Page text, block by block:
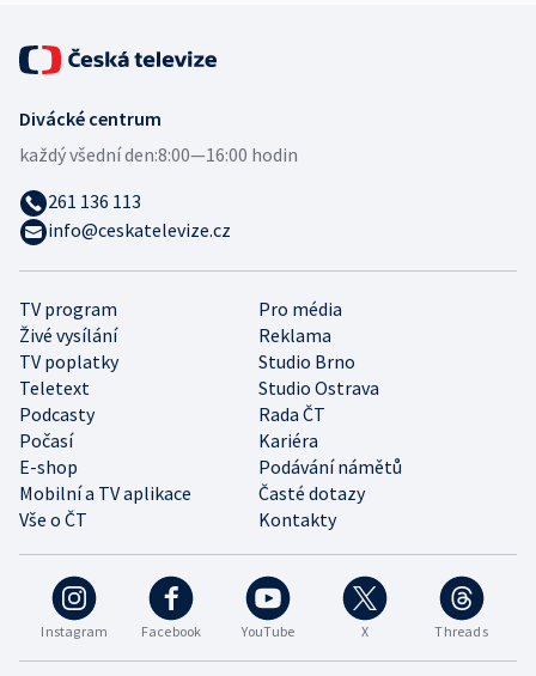
Instagram Facebook YouTube X Threads
TV program
Pro média
Živé vysílání
Reklama
TV poplatky
Studio Brno
Teletext
Studio Ostrava
Podcasty
Rada ČT
Počasí
Kariéra
E-shop
Podávání námětů
Mobilní a TV aplikace
Časté dotazy
Vše o ČT
Kontakty
Divácké centrum
každý všední den:8:00—16:00 hodin
261 136 113
info@ceskatelevize.cz